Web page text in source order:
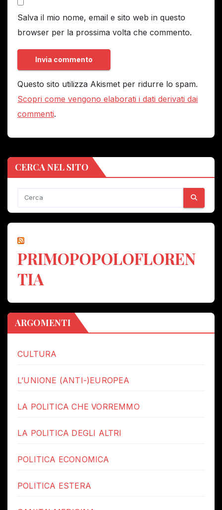
Salva il mio nome, email e sito web in questo
browser per la prossima volta che commento.
Questo sito utilizza Akismet per ridurre lo spam.
Scopri come vengono elaborati i dati derivati dai
commenti.
CERCA NEL SITO
PRIMOPOPOLOFLOREN
TIA
ARGOMENTI
CULTURA
L’UNIONE (ANTI-)EUROPEA
LA POLITICA CHE VORREMMO
LA POLITICA DEGLI ALTRI
POLITICA ECONOMICA
POLITICA ESTERA